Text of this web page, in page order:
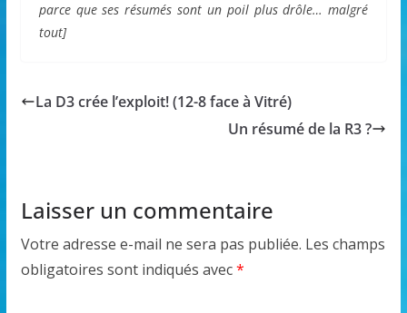
parce que ses résumés sont un poil plus drôle… malgré
tout]
La D3 crée l’exploit! (12-8 face à Vitré)
Un résumé de la R3 ?
Laisser un commentaire
Votre adresse e-mail ne sera pas publiée. Les champs
obligatoires sont indiqués avec*